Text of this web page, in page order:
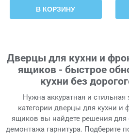
В КОРЗИНУ
Дверцы для кухни и
ящиков - быстрое
кухни без
Нужна аккуратная и
категории дверцы для кухни и
ящиков вы найдете решения для
демонтажа гарнитура. Подберите